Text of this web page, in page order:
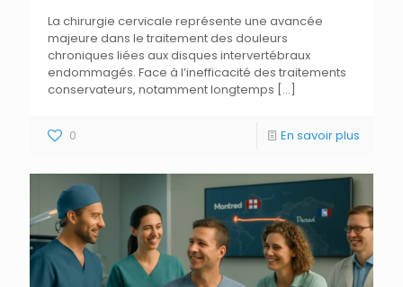
La chirurgie cervicale représente une avancée
majeure dans le traitement des douleurs
chroniques liées aux disques intervertébraux
endommagés. Face à l’inefficacité des traitements
conservateurs, notamment longtemps […]
0 En savoir plus